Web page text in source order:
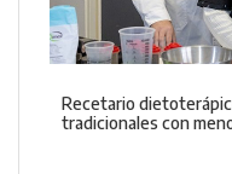
Recetario
tradicionales con